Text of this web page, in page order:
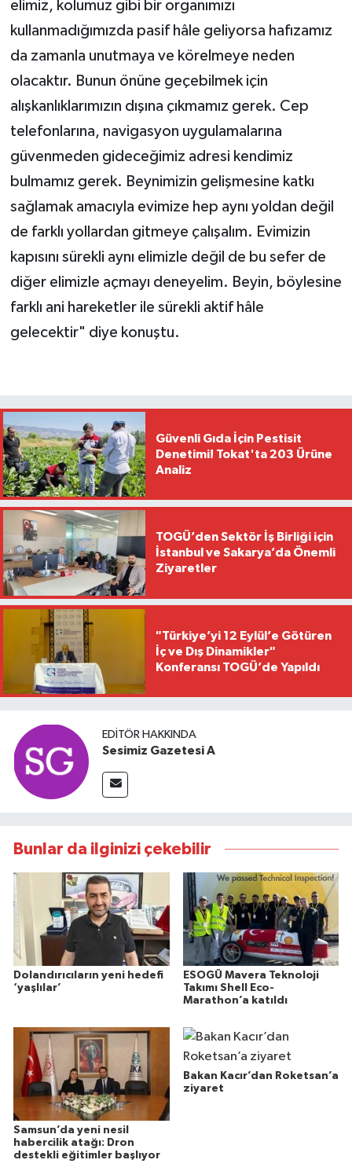
elimiz, kolumuz gibi bir organımızı
kullanmadığımızda pasif hâle geliyorsa hafızamız
da zamanla unutmaya ve körelmeye neden
olacaktır. Bunun önüne geçebilmek için
alışkanlıklarımızın dışına çıkmamız gerek. Cep
telefonlarına, navigasyon uygulamalarına
güvenmeden gideceğimiz adresi kendimiz
bulmamız gerek. Beynimizin gelişmesine katkı
sağlamak amacıyla evimize hep aynı yoldan değil
de farklı yollardan gitmeye çalışalım. Evimizin
kapısını sürekli aynı elimizle değil de bu sefer de
diğer elimizle açmayı deneyelim. Beyin, böylesine
farklı ani hareketler ile sürekli aktif hâle
gelecektir" diye konuştu.
Güvenli Gıda İçin Pestisit
Denetimi! Tokat'ta 203 Ürüne
Analiz
TOGÜ’den Sektör İş Birliği için
İstanbul ve Sakarya’da Önemli
Ziyaretler
"Türkiye’yi 12 Eylül’e Götüren
İç ve Dış Dinamikler"
Konferansı TOGÜ’de Yapıldı
EDITÖR HAKKINDA
Sesimiz Gazetesi A
Bunlar da ilginizi çekebilir
Dolandırıcıların yeni hedefi
‘yaşlılar’
ESOGÜ Mavera Teknoloji
Takımı Shell Eco-
Marathon’a katıldı
Samsun’da yeni nesil
habercilik atağı: Dron
destekli eğitimler başlıyor
Bakan Kacır’dan Roketsan’a
ziyaret